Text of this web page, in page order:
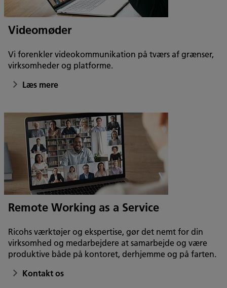
Videomøder
Vi forenkler videokommunikation på tværs af grænser,
virksomheder og platforme.
Læs mere
Remote Working as a Service
Ricohs værktøjer og ekspertise, gør det nemt for din
virksomhed og medarbejdere at samarbejde og være
produktive både på kontoret, derhjemme og på farten.
Kontakt os